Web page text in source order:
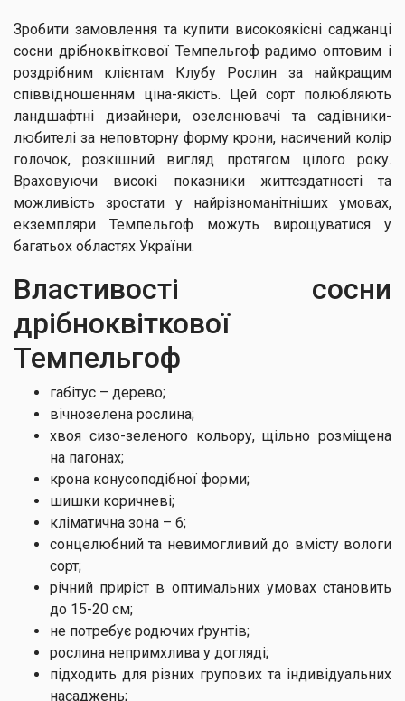
Зробити замовлення та купити високоякісні саджанці
сосни дрібноквіткової Темпельгоф радимо оптовим і
роздрібним клієнтам Клубу Рослин за найкращим
співвідношенням ціна-якість. Цей сорт полюбляють
ландшафтні дизайнери, озеленювачі та садівники-
любителі за неповторну форму крони, насичений колір
голочок, розкішний вигляд протягом цілого року.
Враховуючи високі показники життєздатності та
можливість зростати у найрізноманітніших умовах,
екземпляри Темпельгоф можуть вирощуватися у
багатьох областях України.
Властивості сосни
дрібноквіткової
Темпельгоф
габітус – дерево;
вічнозелена рослина;
хвоя сизо-зеленого кольору, щільно розміщена
на пагонах;
крона конусоподібної форми;
шишки коричневі;
кліматична зона – 6;
сонцелюбний та невимогливий до вмісту вологи
сорт;
річний приріст в оптимальних умовах становить
до 15-20 см;
не потребує родючих ґрунтів;
рослина непримхлива у догляді;
підходить для різних групових та індивідуальних
насаджень;